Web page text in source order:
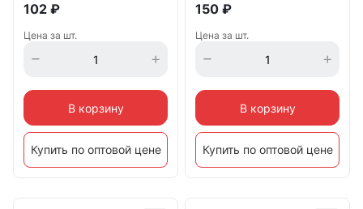
102 ₽
Цена за шт.
В корзину
Купить по оптовой цене
150 ₽
Цена за шт.
В корзину
Купить по оптовой цене